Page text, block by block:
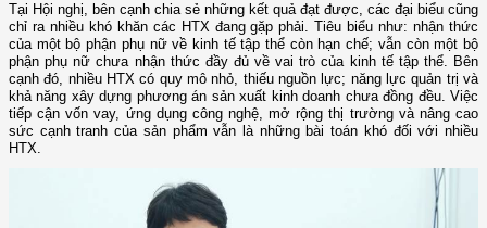
Tại Hội nghị, bên cạnh chia sẻ những kết quả đạt được, các đại biểu cũng
chỉ ra nhiều khó khăn các HTX đang gặp phải. Tiêu biểu như: nhận thức
của một bộ phận phụ nữ về kinh tế tập thể còn hạn chế; vẫn còn một bộ
phận phụ nữ chưa nhận thức đầy đủ về vai trò của kinh tế tập thể. Bên
cạnh đó, nhiều HTX có quy mô nhỏ, thiếu nguồn lực; năng lực quản trị và
khả năng xây dựng phương án sản xuất kinh doanh chưa đồng đều. Việc
tiếp cận vốn vay, ứng dụng công nghệ, mở rộng thị trường và nâng cao
sức cạnh tranh của sản phẩm vẫn là những bài toán khó đối với nhiều
HTX.